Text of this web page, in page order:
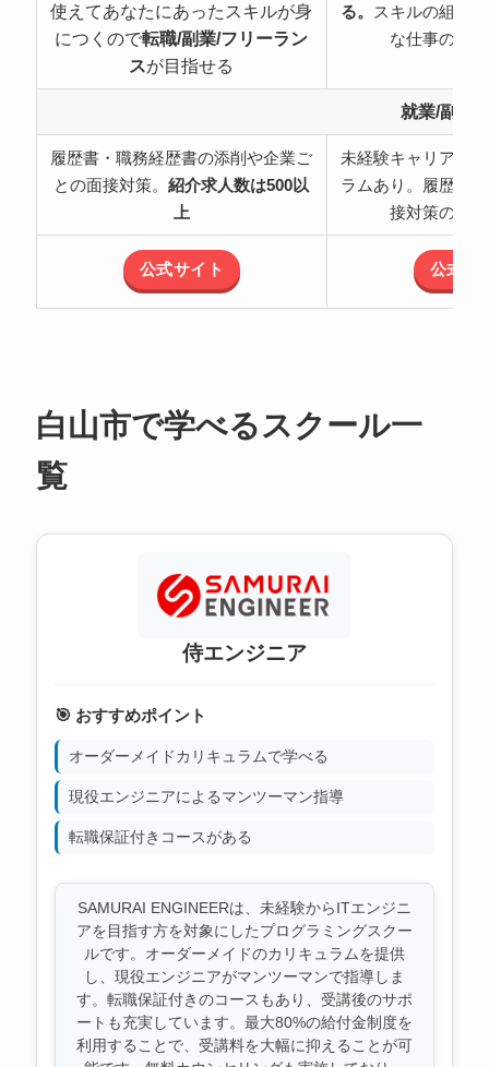
使えてあなたにあったスキルが身
につくので転職/副業/フリーラン
スが目指せる
る。 スキルの組み
な仕事の可
就業/副業
履歴書・職務経歴書の添削や企業ご
との面接対策。紹介求人数は500以
上
未経験キャリアチ
ラムあり。履歴書
接対策のサ
公式サイト 公式サ
白山市で学べるスクール一
覧
侍エンジニア
🎯 おすすめポイント
オーダーメイドカリキュラムで学べる
現役エンジニアによるマンツーマン指導
転職保証付きコースがある
SAMURAI ENGINEERは、未経験からITエンジニ
アを目指す方を対象にしたプログラミングスクー
ルです。オーダーメイドのカリキュラムを提供
し、現役エンジニアがマンツーマンで指導しま
す。転職保証付きのコースもあり、受講後のサポ
ートも充実しています。最大80%の給付金制度を
利用することで、受講料を大幅に抑えることが可